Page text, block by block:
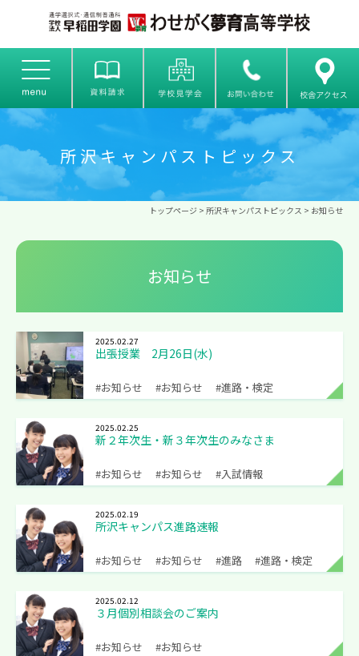
所沢キャンパストピックス
トップページ > 所沢キャンパストピックス > お知らせ
お知らせ
2025.02.27
#お知らせ #お知らせ #進路・検定
出張授業 2月26日(水)
2025.02.25
#お知らせ #お知らせ #入試情報
新２年次生・新３年次生のみなさま
2025.02.19
#お知らせ #お知らせ #進路 #進路・検定
所沢キャンパス進路速報
2025.02.12
#お知らせ #お知らせ
３月個別相談会のご案内